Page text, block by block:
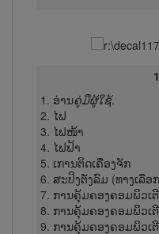
ອ່ານຄູ່ມືຜູ້​ໃຊ້.
ໄຟ
ໄຟໜ້າ
ໄຟຟ້າ
ເການ​ຕິດເຄື່ອງຈັກ
ສະປິງຕັ່ງລົມ (ທາງເລືອ
ການຄຸ້ມຄອງຄອມພິວເ
ການຄຸ້ມຄອງຄອມພິວເ
ການຄຸ້ມຄອງຄອມພິວເ